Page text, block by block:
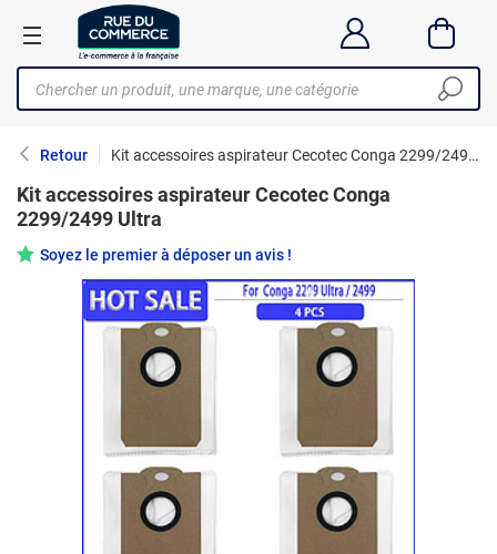
Retour Kit accessoires aspirateur Cecotec Conga 2299/2499 Ultra
Kit accessoires aspirateur Cecotec Conga
2299/2499 Ultra
Soyez le premier à déposer un avis !